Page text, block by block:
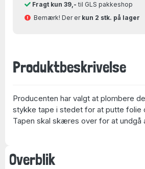
Overblik
Fragt kun 39,- til GLS pakkeshop
Bemærk! Der er kun 2 stk. på lager
Produktbeskrivelse
Producenten har valgt at plombere
stykke tape i stedet for at putte folie
Tapen skal skæres over for at undgå